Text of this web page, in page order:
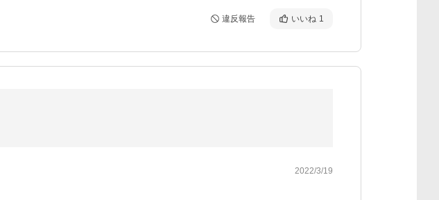
違反報告 いいね 1
2022/3/19